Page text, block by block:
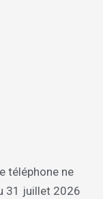
téléphone ne
31 juillet 2026